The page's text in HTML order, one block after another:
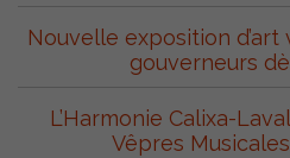
Nouvelle exposition d’art
gouverneurs
L’Harmonie Calixa-
Vêpres